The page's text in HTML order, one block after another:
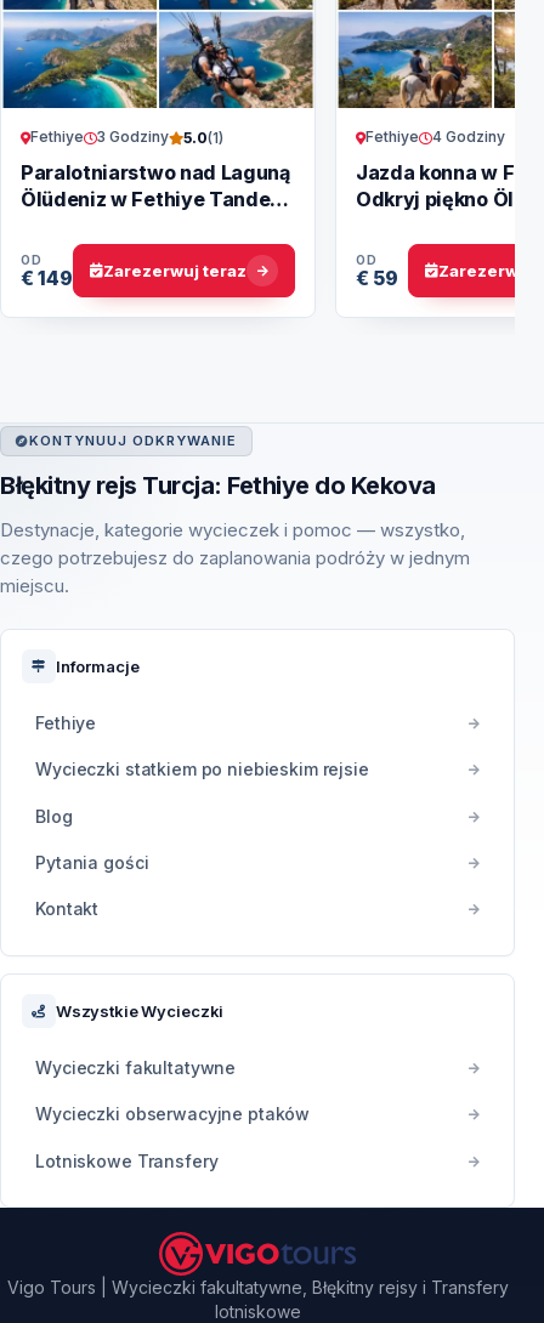
Fethiye 3 Godziny 5.0(1)
Paralotniarstwo nad Laguną
Ölüdeniz w Fethiye Tandem
OD
€ 149 Zarezerwuj teraz
Fethiye 4 Godziny
Jazda konna w
Odkryj piękno
OD
€ 59 Zarezerwuj
KONTYNUUJ ODKRYWANIE
Błękitny rejs Turcja: Fethiye do Kekova
Destynacje, kategorie wycieczek i pomoc — wszystko,
czego potrzebujesz do zaplanowania podróży w jednym
miejscu.
Informacje
Fethiye
Wycieczki statkiem po niebieskim rejsie
Blog
Pytania gości
Kontakt
Wszystkie Wycieczki
Wycieczki fakultatywne
Wycieczki obserwacyjne ptaków
Lotniskowe Transfery
Vigo Tours | Wycieczki fakultatywne, Błękitny rejsy i Transfery
lotniskowe